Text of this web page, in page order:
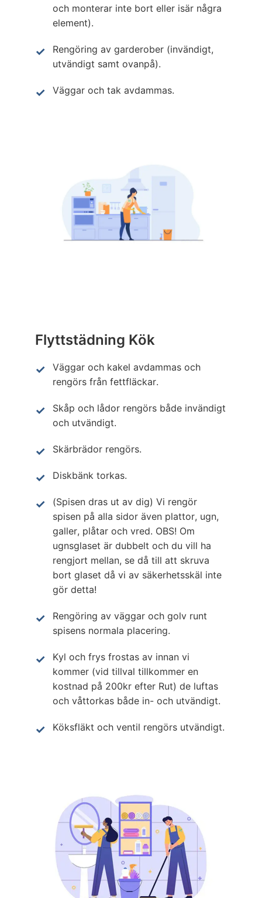
och monterar inte bort eller isär några
element).
Rengöring av garderober (invändigt,
utvändigt samt ovanpå).
Väggar och tak avdammas.
Flyttstädning Kök
Väggar och kakel avdammas och
rengörs från fettfläckar.
Skåp och lådor rengörs både invändigt
och utvändigt.
Skärbrädor rengörs.
Diskbänk torkas.
(Spisen dras ut av dig) Vi rengör
spisen på alla sidor även plattor, ugn,
galler, plåtar och vred. OBS! Om
ugnsglaset är dubbelt och du vill ha
rengjort mellan, se då till att skruva
bort glaset då vi av säkerhetsskäl inte
gör detta!
Rengöring av väggar och golv runt
spisens normala placering.
Kyl och frys frostas av innan vi
kommer (vid tillval tillkommer en
kostnad på 200kr efter Rut) de luftas
och våttorkas både in- och utvändigt.
Köksfläkt och ventil rengörs utvändigt.